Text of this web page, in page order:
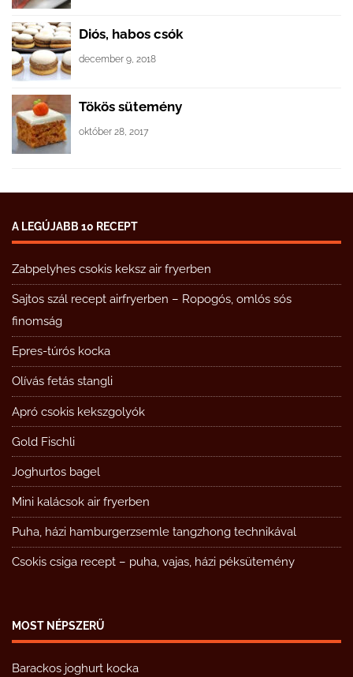
Diós, habos csók
december 9, 2018
Tökös sütemény
október 28, 2017
A LEGÚJABB 10 RECEPT
Zabpelyhes csokis keksz air fryerben
Sajtos szál recept airfryerben – Ropogós, omlós sós
finomság
Epres-túrós kocka
Olívás fetás stangli
Apró csokis kekszgolyók
Gold Fischli
Joghurtos bagel
Mini kalácsok air fryerben
Puha, házi hamburgerzsemle tangzhong technikával
Csokis csiga recept – puha, vajas, házi péksütemény
MOST NÉPSZERŰ
Barackos joghurt kocka